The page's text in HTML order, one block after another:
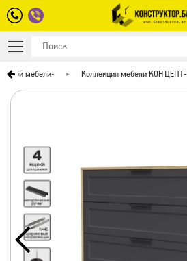
мебели- Коллекция мебели КОНЦЕПТ-